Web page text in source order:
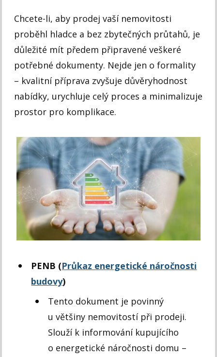
Chcete-li, aby prodej vaší nemovitosti
proběhl hladce a bez zbytečných průtahů, je
důležité mít předem připravené veškeré
potřebné dokumenty. Nejde jen o formality
– kvalitní příprava zvyšuje důvěryhodnost
nabídky, urychluje celý proces a minimalizuje
prostor pro komplikace.
PENB (Průkaz energetické náročnosti
budovy)
Tento dokument je povinný
u většiny nemovitostí při prodeji.
Slouží k informování kupujícího
o energetické náročnosti domu –